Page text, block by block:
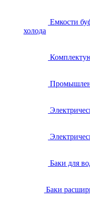
Емкости
холода
Баки для
Баки